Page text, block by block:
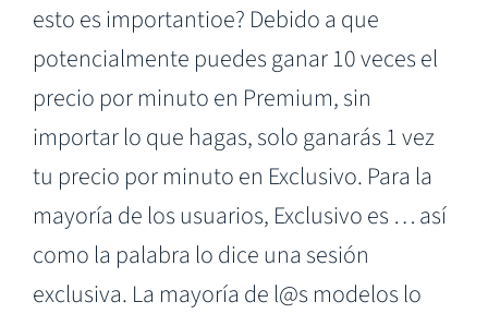
esto es importantioe? Debido a que
potencialmente puedes ganar 10 veces el
precio por minuto en Premium, sin
importar lo que hagas, solo ganarás 1 vez
tu precio por minuto en Exclusivo. Para la
mayoría de los usuarios, Exclusivo es … así
como la palabra lo dice una sesión
exclusiva. La mayoría de l@s modelos lo